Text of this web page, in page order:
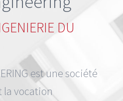
DU
est une société
la vocation